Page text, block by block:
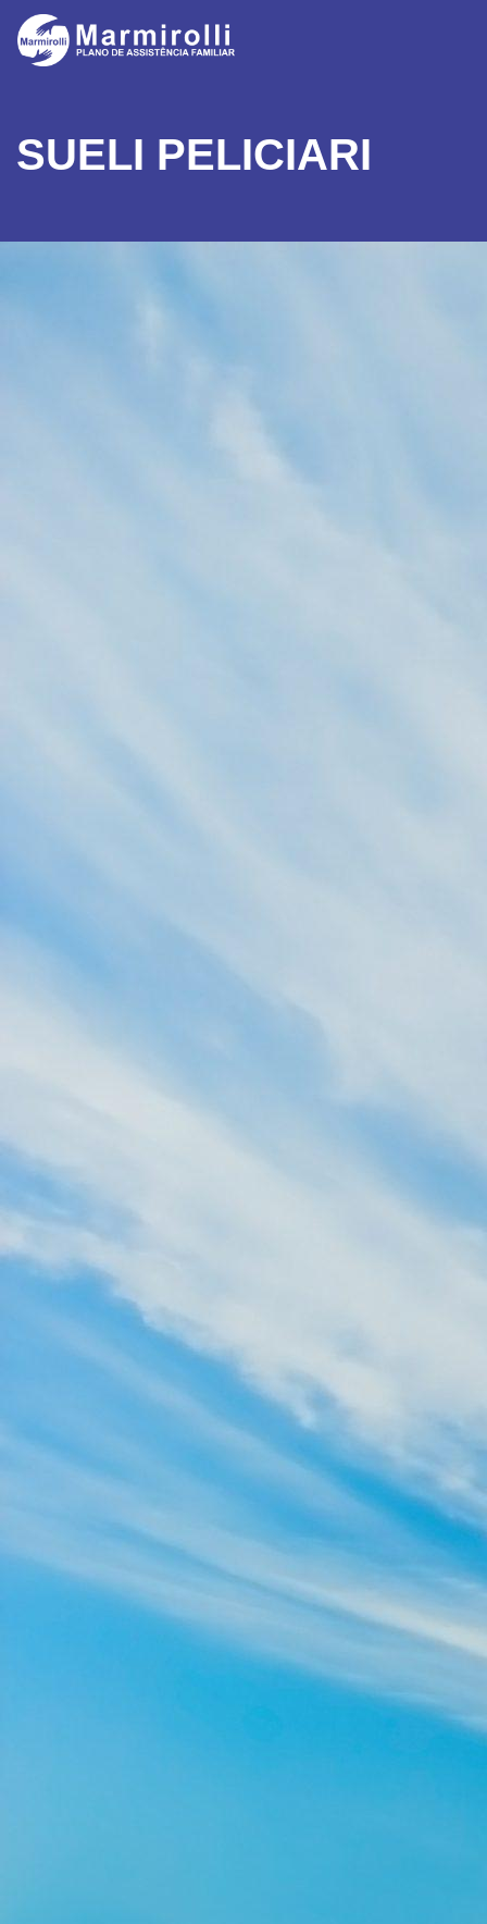
SUELI PELICIARI